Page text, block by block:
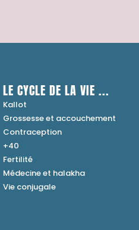
LE CYCLE DE LA VIE ...
Kallot
Grossesse et accouchement
Contraception
+40
Fertilité
Médecine et halakha
Vie conjugale